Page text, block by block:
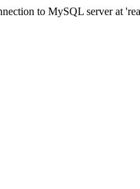
to MySQL server at